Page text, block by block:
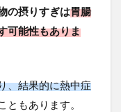
の摂りすぎは胃腸
可能性もありま
、結果的に熱中症
ともあります。